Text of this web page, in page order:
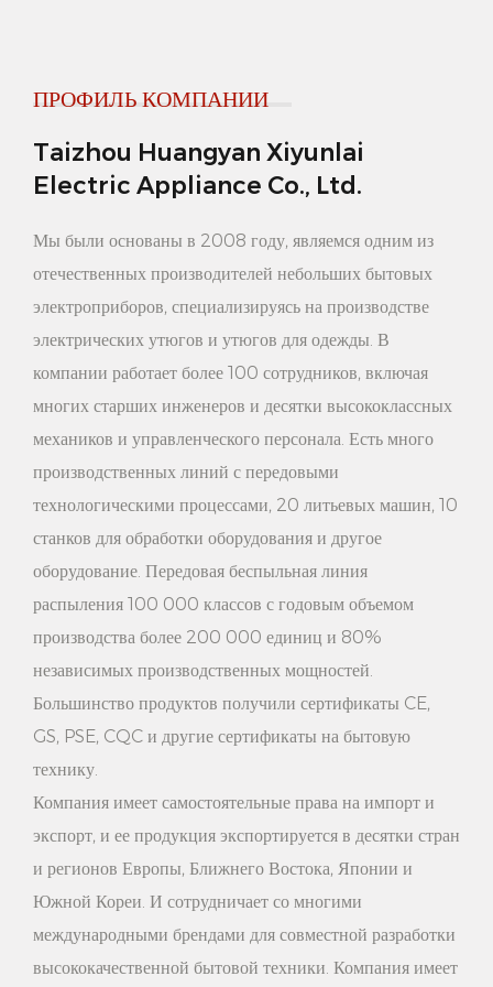
дерева относительно разумная, что может не только
удовлетворить потребности потребителей, но также
обеспечить качество и производительность продукта.
3. Индивидуальное обслуживание: мы предоставляем
индивидуальное обслуживание, которое может быть
персонализировано в соответствии с потребностями и
предпочтениями клиентов. Будь то размер, цвет или стиль,
все можно отрегулировать в соответствии с требованиями
заказчика и удовлетворить различные потребности
клиентов.
4. Защита окружающей среды и здоровье: вешалка для брюк
из цельного дерева изготовлена ​​из натуральных материалов
из твердой древесины без добавления каких-либо вредных
веществ, что безвредно для окружающей среды и здоровья
человека. Использование вешалки для брюк из массива
дерева позволяет защитить вашу одежду от химического
загрязнения и вести здоровый образ жизни.
5. Высокая долговечность: твердая древесина обладает
хорошей долговечностью, после тщательной обработки и
полировки вешалка для брюк из массива дерева нелегко
деформируется, меняется или выцветает, с длительным
ПРОФИЛЬ КОМПАНИИ
Taizhou Huangyan Xiyunlai
Electric Appliance Co., Ltd.
Мы были основаны в 2008 году, являемся одним из
отечественных производителей небольших бытовых
электроприборов, специализируясь на производстве
электрических утюгов и утюгов для одежды. В
компании работает более 100 сотрудников, включая
многих старших инженеров и десятки высококлассных
механиков и управленческого персонала. Есть много
производственных линий с передовыми
технологическими процессами, 20 литьевых машин, 10
станков для обработки оборудования и другое
оборудование. Передовая беспыльная линия
распыления 100 000 классов с годовым объемом
производства более 200 000 единиц и 80%
независимых производственных мощностей.
Большинство продуктов получили сертификаты CE,
GS, PSE, CQC и другие сертификаты на бытовую
технику.
Компания имеет самостоятельные права на импорт и
экспорт, и ее продукция экспортируется в десятки стран
и регионов Европы, Ближнего Востока, Японии и
Южной Кореи. И сотрудничает со многими
международными брендами для совместной разработки
высококачественной бытовой техники. Компания имеет